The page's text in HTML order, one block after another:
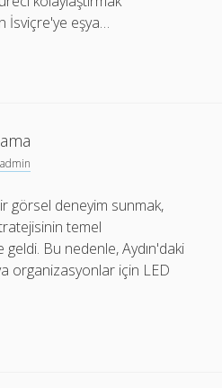
İsviçre'ye eşya…
admin
görsel deneyim sunmak,
temel
Bu nedenle, Aydın'daki
organizasyonlar için LED